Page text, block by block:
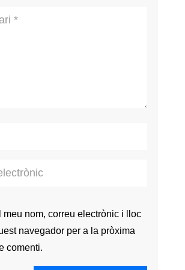
meu nom, correu electrònic i lloc
navegador per a la pròxima
comenti.